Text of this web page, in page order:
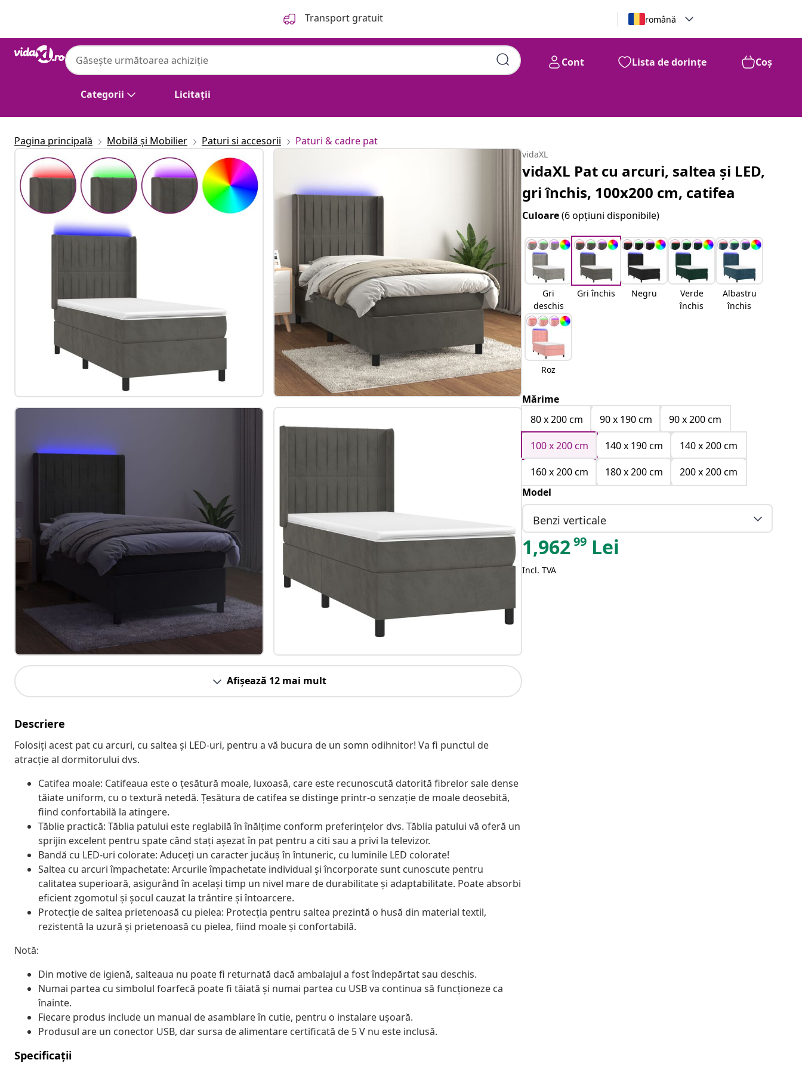
Transport gratuit română
Categorii Licitații
Cont Lista de dorințe Coș
Pagina principală Mobilă și Mobilier Paturi si accesorii Paturi & cadre pat
Afișează 12 mai mult
Descriere
Folosiți acest pat cu arcuri, cu saltea și LED-uri, pentru a vă bucura de un somn odihnitor! Va fi punctul de
atracție al dormitorului dvs.
Catifea moale: Catifeaua este o țesătură moale, luxoasă, care este recunoscută datorită fibrelor sale dense
tăiate uniform, cu o textură netedă. Țesătura de catifea se distinge printr-o senzație de moale deosebită,
fiind confortabilă la atingere.
Tăblie practică: Tăblia patului este reglabilă în înălțime conform preferințelor dvs. Tăblia patului vă oferă un
sprijin excelent pentru spate când stați așezat în pat pentru a citi sau a privi la televizor.
Bandă cu LED-uri colorate: Aduceți un caracter jucăuș în întuneric, cu luminile LED colorate!
Saltea cu arcuri împachetate: Arcurile împachetate individual și încorporate sunt cunoscute pentru
calitatea superioară, asigurând în același timp un nivel mare de durabilitate și adaptabilitate. Poate absorbi
eficient zgomotul și șocul cauzat la trântire și întoarcere.
Protecție de saltea prietenoasă cu pielea: Protecția pentru saltea prezintă o husă din material textil,
rezistentă la uzură și prietenoasă cu pielea, fiind moale și confortabilă.
Notă:
Din motive de igienă, salteaua nu poate fi returnată dacă ambalajul a fost îndepărtat sau deschis.
Numai partea cu simbolul foarfecă poate fi tăiată și numai partea cu USB va continua să funcționeze ca
înainte.
Fiecare produs include un manual de asamblare în cutie, pentru o instalare ușoară.
Produsul are un conector USB, dar sursa de alimentare certificată de 5 V nu este inclusă.
Specificații
vidaXL
vidaXL Pat cu arcuri, saltea și LED,
gri închis, 100x200 cm, catifea
Culoare(6 opțiuni disponibile)
Gri
deschis
Gri închis Negru
Verde
închis
Albastru
închis
Roz
Mărime
80 x 200 cm
90 x 190 cm
90 x 200 cm
100 x 200 cm
140 x 190 cm
140 x 200 cm
160 x 200 cm
180 x 200 cm
200 x 200 cm
Model
Benzi verticale
1,96299 Lei
Incl. TVA